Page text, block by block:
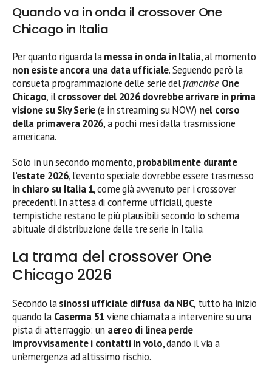
Quando va in onda il crossover One
Chicago in Italia
Per quanto riguarda lamessa in onda in Italia, al momento
non esiste ancora una data ufficiale. Seguendo però la
consueta programmazione delle serie delfranchise One
Chicago, ilcrossover del 2026 dovrebbe arrivare in prima
visione su Sky Serie(e in streaming su NOW) nel corso
della primavera 2026, a pochi mesi dalla trasmissione
americana.
Solo in un secondo momento,probabilmente durante
l’estate 2026, l’evento speciale dovrebbe essere trasmesso
in chiaro su Italia 1, come già avvenuto per i crossover
precedenti. In attesa di conferme ufficiali, queste
tempistiche restano le più plausibili secondo lo schema
abituale di distribuzione delle tre serie in Italia.
La trama del crossover One
Chicago 2026
Secondo lasinossi ufficiale diffusa da NBC, tutto ha inizio
quando la Caserma 51viene chiamata a intervenire su una
pista di atterraggio: un aereo di linea perde
improvvisamente i contatti in volo, dando il via a
un’emergenza ad altissimo rischio.